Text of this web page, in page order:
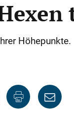
Höhepunkte.